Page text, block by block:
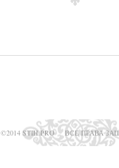
©2014 STIH.PRO ВСЕ ПРАВА